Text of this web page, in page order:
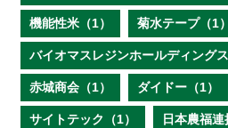
機能性米（1） 菊水テープ（1）
バイオマスレジンホールディングス
赤城商会（1） ダイドー（1）
サイトテック（1） 日本農福連